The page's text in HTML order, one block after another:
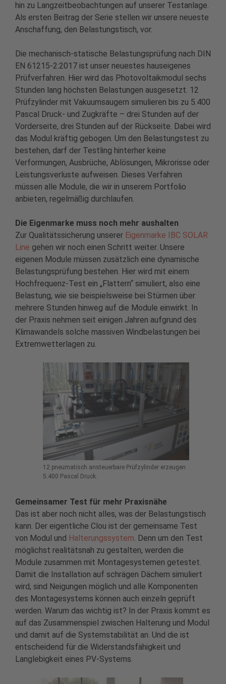
hin zu Langzeitbeobachtungen auf unserer Testanlage.
Als ersten Beitrag der Serie stellen wir unsere neueste
Anschaffung, den Belastungstisch, vor.
Die mechanisch-statische Belastungsprüfung nach DIN
EN 61215-2:2017 ist unser neuestes hauseigenes
Prüfverfahren. Hier wird das Photovoltaikmodul sechs
Stunden lang höchsten Belastungen ausgesetzt. 12
Prüfzylinder mit Vakuumsaugern simulieren bis zu 5.400
Pascal Druck- und Zugkräfte – drei Stunden auf der
Vorderseite, drei Stunden auf der Rückseite. Dabei wird
das Modul kräftig gebogen. Um den Belastungstest zu
bestehen, darf der Testling hinterher keine
Verformungen, Ausbrüche, Ablösungen, Mikrorisse oder
Leistungsverluste aufweisen. Dieses Verfahren
müssen alle Module, die wir in unserem Portfolio
anbieten, regelmäßig durchlaufen.
Die Eigenmarke muss noch mehr aushalten
Zur Qualitätssicherung unserer Eigenmarke IBC SOLAR
Line gehen wir noch einen Schritt weiter. Unsere
eigenen Module müssen zusätzlich eine dynamische
Belastungsprüfung bestehen. Hier wird mit einem
Hochfrequenz-Test ein „Flattern“ simuliert, also eine
Belastung, wie sie beispielsweise bei Stürmen über
mehrere Stunden hinweg auf die Module einwirkt. In
der Praxis nehmen seit einigen Jahren aufgrund des
Klimawandels solche massiven Windbelastungen bei
Extremwetterlagen zu.
12 pneumatisch ansteuerbare Prüfzylinder erzeugen
5.400 Pascal Druck.
Gemeinsamer Test für mehr Praxisnähe
Das ist aber noch nicht alles, was der Belastungstisch
kann. Der eigentliche Clou ist der gemeinsame Test
von Modul und Halterungssystem. Denn um den Test
möglichst realitätsnah zu gestalten, werden die
Module zusammen mit Montagesystemen getestet.
Damit die Installation auf schrägen Dächern simuliert
wird, sind Neigungen möglich und alle Komponenten
des Montagesystems können auch einzeln geprüft
werden. Warum das wichtig ist? In der Praxis kommt es
auf das Zusammenspiel zwischen Halterung und Modul
und damit auf die Systemstabilität an. Und die ist
entscheidend für die Widerstandsfähigkeit und
Langlebigkeit eines PV-Systems.